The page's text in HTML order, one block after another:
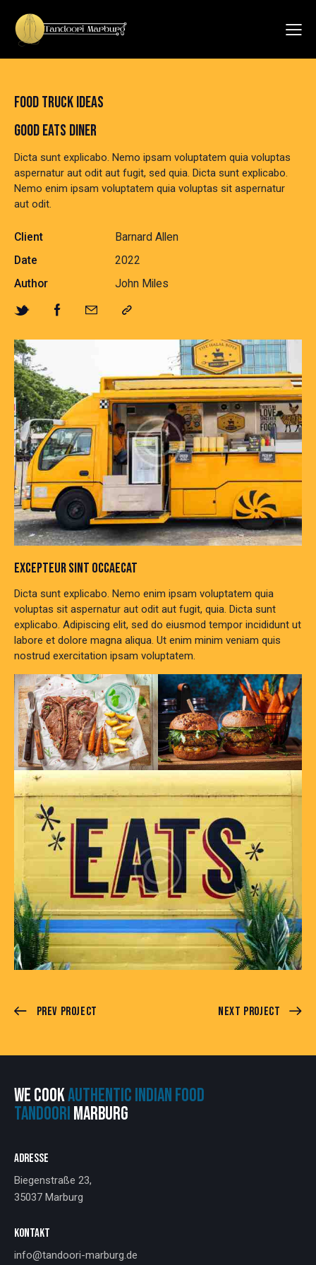
FOOD TRUCK IDEAS
GOOD EATS DINER
Dicta sunt explicabo. Nemo ipsam voluptatem quia voluptas
aspernatur aut odit aut fugit, sed quia. Dicta sunt explicabo.
Nemo enim ipsam voluptatem quia voluptas sit aspernatur
aut odit.
Client
Barnard Allen
Date
2022
Author
John Miles
EXCEPTEUR SINT OCCAECAT
Dicta sunt explicabo. Nemo enim ipsam voluptatem quia
voluptas sit aspernatur aut odit aut fugit, quia. Dicta sunt
explicabo. Adipiscing elit, sed do eiusmod tempor incididunt ut
labore et dolore magna aliqua. Ut enim minim veniam quis
nostrud exercitation ipsam voluptatem.
Prev Project Next Project
WE COOKAUTHENTIC INDIAN FOOD
TANDOORIMARBURG
ADRESSE
Biegenstraße 23,
35037 Marburg
KONTAKT
info@tandoori-marburg.de